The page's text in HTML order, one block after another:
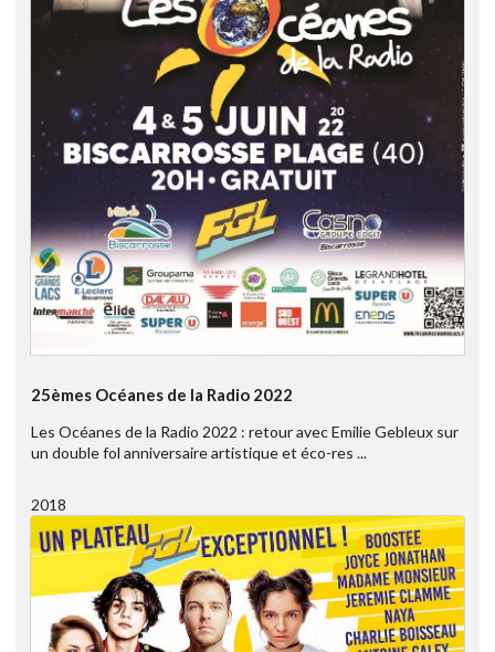
25èmes Océanes de la Radio 2022
Les Océanes de la Radio 2022 : retour avec Emilie Gebleux sur
un double fol anniversaire artistique et éco-res ...
2018